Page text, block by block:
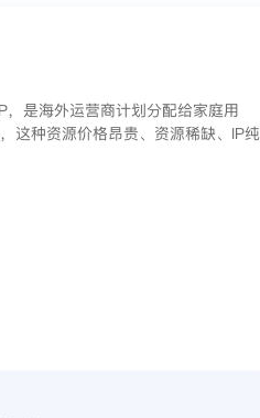
是海外运营商计划分配给家庭用
这种资源价格昂贵、资源稀缺、IP纯